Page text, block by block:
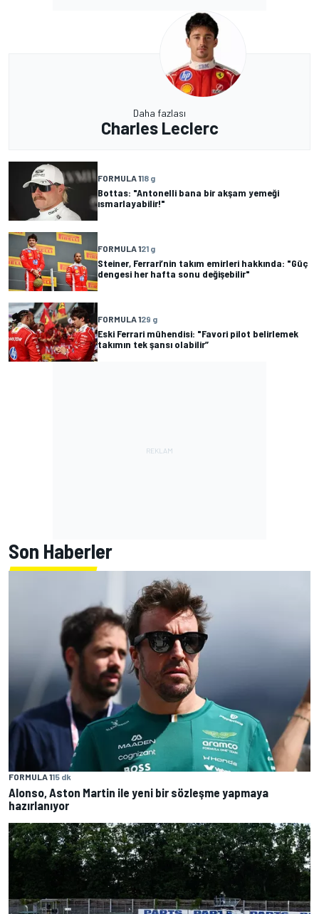
Daha fazlası
Charles Leclerc
FORMULA 118 g
Bottas: "Antonelli bana bir akşam yemeği
ısmarlayabilir!"
FORMULA 121 g
Steiner, Ferrari’nin takım emirleri hakkında: "Güç
dengesi her hafta sonu değişebilir"
FORMULA 129 g
Eski Ferrari mühendisi: "Favori pilot belirlemek
takımın tek şansı olabilir”
Son Haberler
FORMULA 115 dk
Alonso, Aston Martin ile yeni bir sözleşme yapmaya
hazırlanıyor